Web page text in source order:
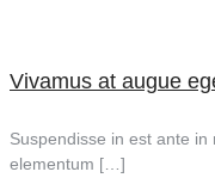
lectus
Vivamus at augue
Suspendisse in est ante
elementum […]